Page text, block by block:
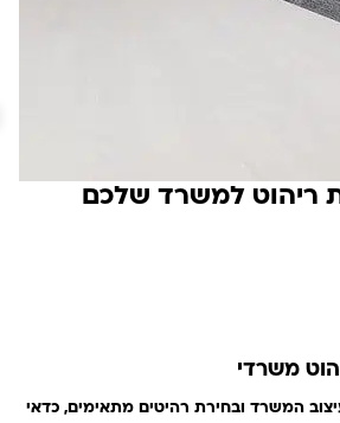
המשרד ובחירת רהיטים מתאימים, כדאי